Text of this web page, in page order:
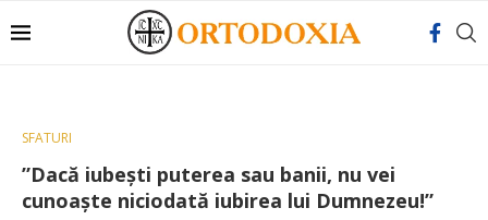
SFATURI
”Dacă iubești puterea sau banii, nu vei
cunoaște niciodată iubirea lui Dumnezeu!”